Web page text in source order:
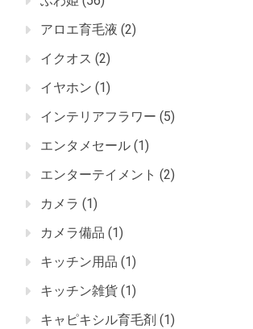
アロエ育毛液 (2)
イクオス (2)
イヤホン (1)
インテリアフラワー (5)
エンタメセール (1)
エンターテイメント (2)
カメラ (1)
カメラ備品 (1)
キッチン用品 (1)
キッチン雑貨 (1)
キャピキシル育毛剤 (1)